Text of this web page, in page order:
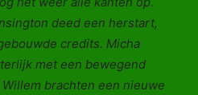
deed een herstart,
credits. Micha
met een bewegend
brachten een nieuwe